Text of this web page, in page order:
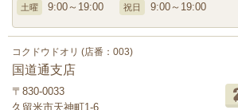
土曜 9:00～19:00 祝日 9:00～19:00
コクドウドオリ (店番：003)
国道通支店
〒830-0033
久留米市天神町1-6